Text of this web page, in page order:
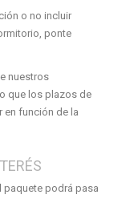
o no incluir
ponte
nuestros
que los plazos de
en función de la
paquete podrá pasar por